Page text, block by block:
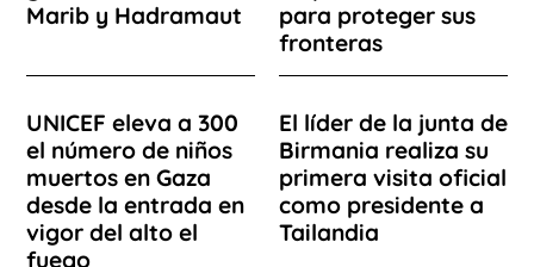
Marib y Hadramaut
para proteger sus
fronteras
UNICEF eleva a 300
el número de niños
muertos en Gaza
desde la entrada en
vigor del alto el
fuego
El líder de la junta de
Birmania realiza su
primera visita oficial
como presidente a
Tailandia